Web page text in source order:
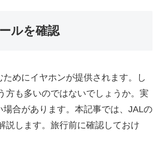
ルを確認
めにイヤホンが提供されます。し
方も多いのではないでしょうか。実
合があります。本記事では、JALの
説します。旅行前に確認しておけ